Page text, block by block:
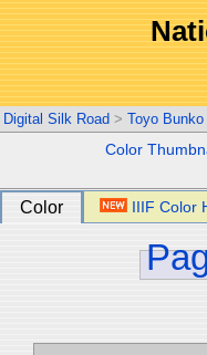
Digital Silk Road > Toyo
Color
Color IIIF Color